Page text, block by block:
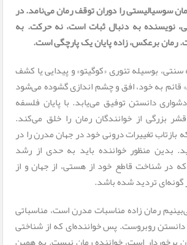
سوسیالیستی را دوران توقف رمان می‌نامد. در
نویسنده به دنبال ثبات است، نه حرکت. به
رمان برعکس، زاده پایان یک پارچگی است.
سنتی، بوسیله تئوری «کوگیتو» و پیدایی یا کشف
قائم به خود، افق و چشم اندازی گشوده می‌شود
دانستن توفیق می‌یابد. با پایان فلسفه‌
بزرگی از خوانندگان رمان را خلق می‌کند.
بازتاب تغییرات درونی خود در جهان مدرن را در
بدین منظور خواننده باید به حدی از رشد
در شناخت قاطع خود از هستی، از جهان و از
گونه‌ای تردید شده باشد.
رمان زاده مناسبات مدرن است، مناسباتی
روبروست. پس خواننده‌ای که از شناختی